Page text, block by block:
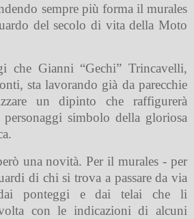
sempre più forma il murales
del secolo di vita della Moto
che Gianni “Gechi” Trincavelli,
sta lavorando già da parecchie
un dipinto che raffigurerà
simbolo della gloriosa
una novità. Per il murales - per
di chi si trova a passare da via
ponteggi e dai telai che li
con le indicazioni di alcuni